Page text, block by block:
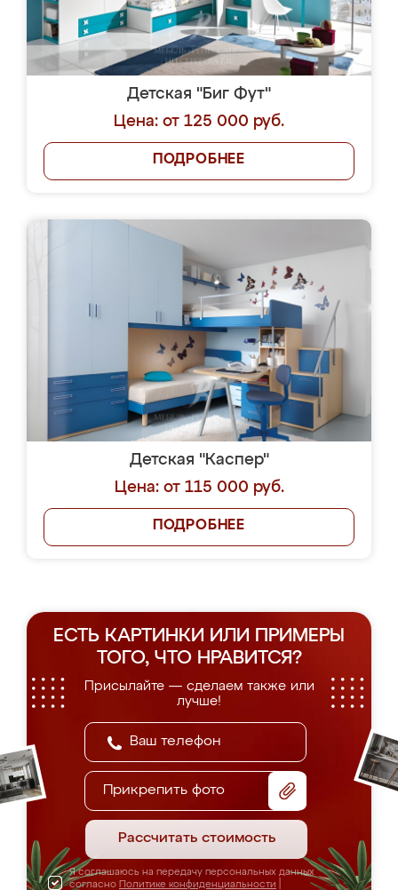
Детская "Биг Фут"
Цена: от 125 000 руб.
ПОДРОБНЕЕ
Детская "Каспер"
Цена: от 115 000 руб.
ПОДРОБНЕЕ
ЕСТЬ КАРТИНКИ ИЛИ ПРИМЕРЫ
ТОГО, ЧТО НРАВИТСЯ?
Присылайте — сделаем также или
лучше!
Прикрепить фото
Рассчитать стоимость
Я соглашаюсь на передачу персональных данных
согласно Политике конфиденциальности